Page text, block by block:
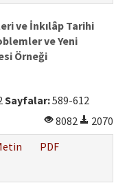
ve İnkılâp Tarihi
ve Yeni
Örneği
Sayfalar:589-612
8082
2070
PDF